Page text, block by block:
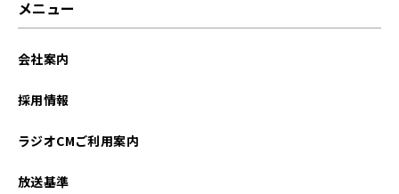
メニュー
会社案内
採用情報
ラジオCMご利用案内
放送基準